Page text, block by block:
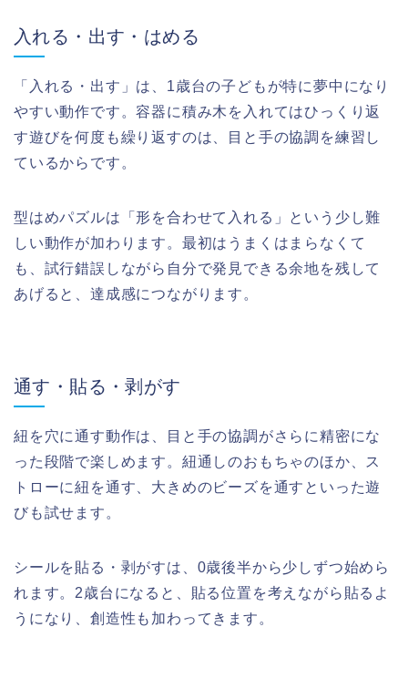
入れる・出す・はめる
「入れる・出す」は、1歳台の子どもが特に夢中になり
やすい動作です。容器に積み木を入れてはひっくり返
す遊びを何度も繰り返すのは、目と手の協調を練習し
ているからです。
型はめパズルは「形を合わせて入れる」という少し難
しい動作が加わります。最初はうまくはまらなくて
も、試行錯誤しながら自分で発見できる余地を残して
あげると、達成感につながります。
通す・貼る・剥がす
紐を穴に通す動作は、目と手の協調がさらに精密にな
った段階で楽しめます。紐通しのおもちゃのほか、ス
トローに紐を通す、大きめのビーズを通すといった遊
びも試せます。
シールを貼る・剥がすは、0歳後半から少しずつ始めら
れます。2歳台になると、貼る位置を考えながら貼るよ
うになり、創造性も加わってきます。